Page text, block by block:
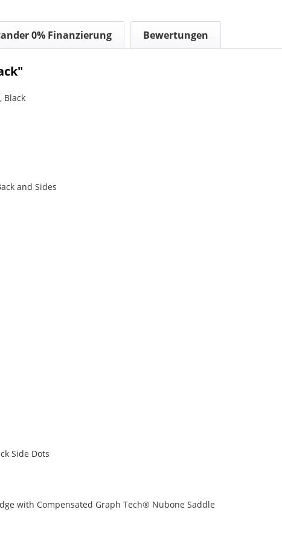
0% Finanzierung Bewertungen
Black
and Sides
Side Dots
with Compensated Graph Tech® Nubone Saddle